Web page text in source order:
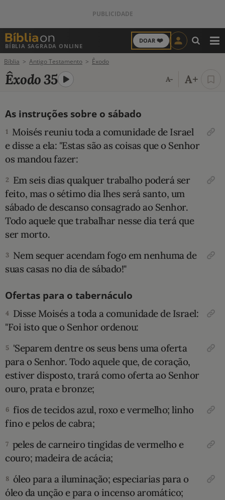
BÍBLIA SAGRADA ONLINE
DOAR ❤️
ANTIGO TESTAMENTO
VERSÍCULOS
VERSÍCULO DO DIA
SALMO DO DIA
DEVOCIONAL DIÁRIO
ESTUDOS BÍBLICOS
ESBOÇOS DE PREGAÇÃO
TEMAS
PERGUNTE À BÍBLIA IA
TERMO BÍBLICO JOGOS
QUEM SOMOS
LOJA BÍBLIAON
Bíblia Antigo Testamento Êxodo
Êxodo 35 A- A+
As instruções sobre o sábado
1 Moisés reuniu toda a comunidade de Israel
e disse a ela: "Estas são as coisas que o Senhor
os mandou fazer:
2 Em seis dias qual­quer trabalho poderá ser
feito, mas o sétimo dia lhes será santo, um
sábado de descanso consa­grado ao Senhor.
Todo aquele que trabalhar nesse dia terá que
ser morto.
3 Nem sequer acendam fogo em nenhuma de
suas casas no dia de sábado!"
Ofertas para o tabernáculo
4 Disse Moisés a toda a comunidade de Israel:
"Foi isto que o Senhor ordenou:
5 'Sepa­rem dentre os seus bens uma oferta
para o Senhor. Todo aque­le que, de coração,
estiver disposto, trará como oferta ao Senhor
ouro, prata e bronze;
6 fios de tecidos azul, roxo e vermelho; linho
fino e pelos de cabra;
7 peles de carneiro tingidas de vermelho e
couro; madeira de acá­cia;
8 óleo para a iluminação; especiarias para o
óleo da unção e para o incenso aromático;